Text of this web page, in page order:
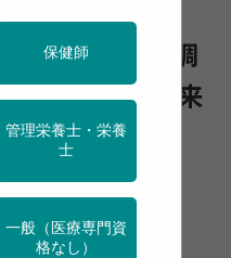
め」の実態を調
を、11%が従来
受けている
地域保健 特定保健指導
保健師
管理栄養士・栄養
士
一般（医療専門資
格なし）